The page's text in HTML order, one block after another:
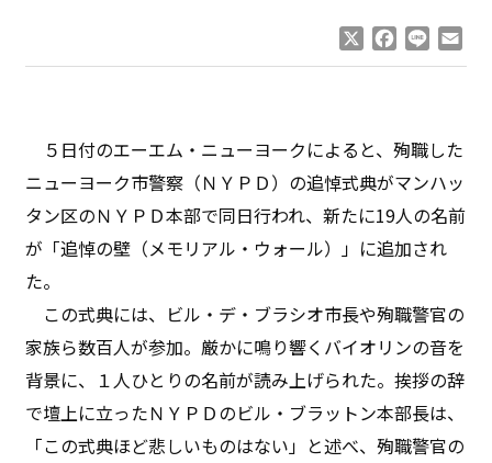
Facebook
Line
５日付のエーエム・ニューヨークによると、殉職した
ニューヨーク市警察（ＮＹＰＤ）の追悼式典がマンハッ
タン区のＮＹＰＤ本部で同日行われ、新たに19人の名前
が「追悼の壁（メモリアル・ウォール）」に追加され
た。
この式典には、ビル・デ・ブラシオ市長や殉職警官の
家族ら数百人が参加。厳かに鳴り響くバイオリンの音を
背景に、１人ひとりの名前が読み上げられた。挨拶の辞
で壇上に立ったＮＹＰＤのビル・ブラットン本部長は、
「この式典ほど悲しいものはない」と述べ、殉職警官の